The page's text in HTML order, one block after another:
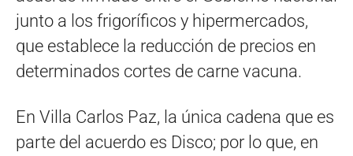
junto a los frigoríficos y hipermercados,
que establece la reducción de precios en
determinados cortes de carne vacuna.
En Villa Carlos Paz, la única cadena que es
parte del acuerdo es Disco; por lo que, en